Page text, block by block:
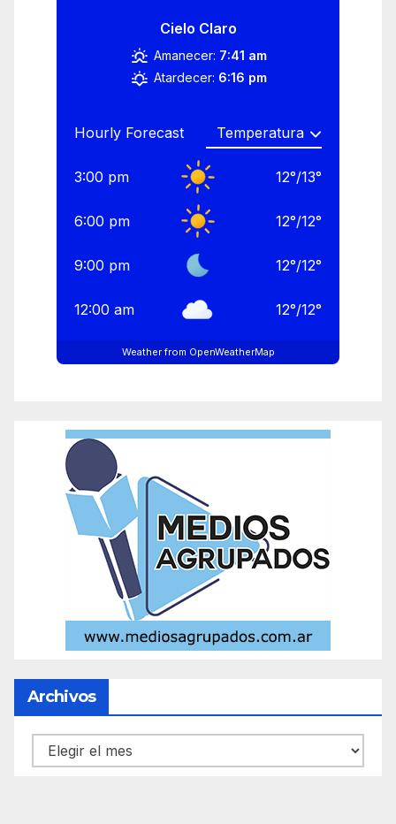
Cielo Claro
Amanecer: 7:41 am
Atardecer: 6:16 pm
Hourly Forecast
3:00 pm 12°/13°
6:00 pm 12°/12°
9:00 pm 12°/12°
12:00 am 12°/12°
Weather from OpenWeatherMap
Archivos
Archivos